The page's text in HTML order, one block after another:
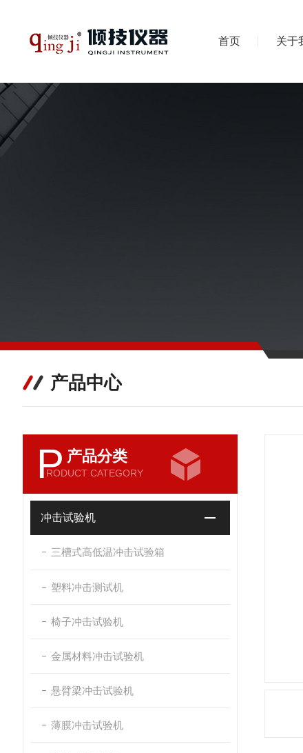
首页 关于
产品中心
P 产品分类
RODUCT CATEGORY
冲击试验机
三槽式高低温冲击试验箱
塑料冲击测试机
椅子冲击试验机
金属材料冲击试验机
悬臂梁冲击试验机
薄膜冲击试验机